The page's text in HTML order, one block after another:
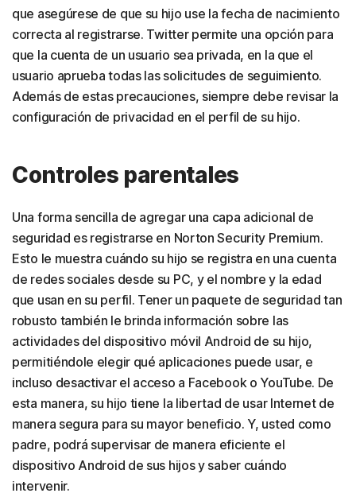
que asegúrese de que su hijo use la fecha de nacimiento
correcta al registrarse. Twitter permite una opción para
que la cuenta de un usuario sea privada, en la que el
usuario aprueba todas las solicitudes de seguimiento.
Además de estas precauciones, siempre debe revisar la
configuración de privacidad en el perfil de su hijo.
Controles parentales
Una forma sencilla de agregar una capa adicional de
seguridad es registrarse en Norton Security Premium.
Esto le muestra cuándo su hijo se registra en una cuenta
de redes sociales desde su PC, y el nombre y la edad
que usan en su perfil. Tener un paquete de seguridad tan
robusto también le brinda información sobre las
actividades del dispositivo móvil Android de su hijo,
permitiéndole elegir qué aplicaciones puede usar, e
incluso desactivar el acceso a Facebook o YouTube. De
esta manera, su hijo tiene la libertad de usar Internet de
manera segura para su mayor beneficio. Y, usted como
padre, podrá supervisar de manera eficiente el
dispositivo Android de sus hijos y saber cuándo
intervenir.